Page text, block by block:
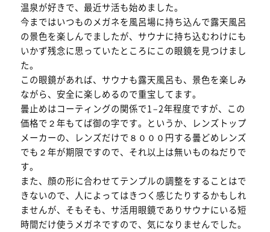
温泉が好きで、最近サ活も始めました。
今まではいつものメガネを風呂場に持ち込んで露天風呂
の景色を楽しんでましたが、サウナに持ち込むわけにも
いかず残念に思っていたところにこの眼鏡を見つけまし
た。
この眼鏡があれば、サウナも露天風呂も、景色を楽しみ
ながら、安全に楽しめるので重宝してます。
曇止めはコーティングの関係で1−2年程度ですが、この
価格で２年もてば御の字です。というか、レンズトップ
メーカーの、レンズだけで８０００円する曇どめレンズ
でも２年が期限ですので、それ以上は無いものねだりで
す。
また、顔の形に合わせてテンプルの調整をすることはで
きないので、人によってはきつく感じたりするかもしれ
ませんが、そもそも、サ活用眼鏡でありサウナにいる短
時間だけ使うメガネですので、気になりませんでした。